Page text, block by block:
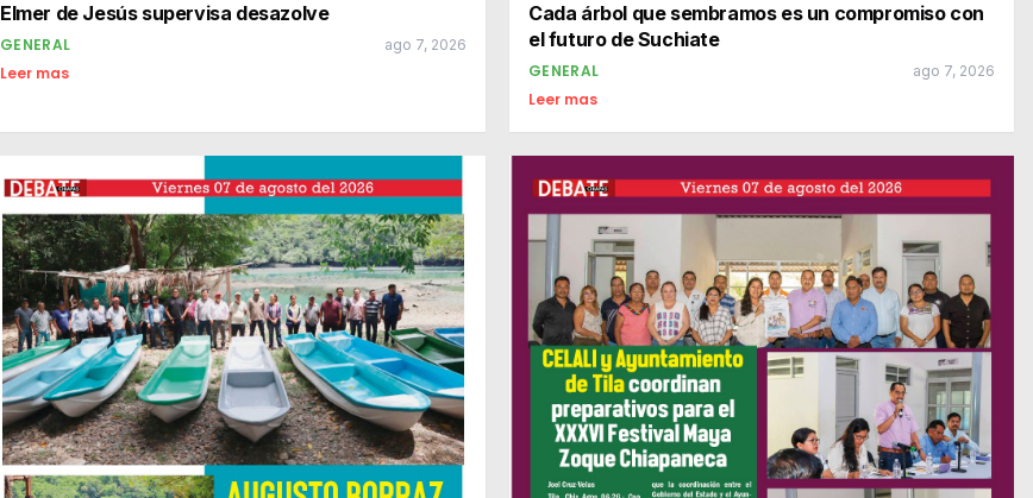
Elmer de Jesús supervisa desazolve
GENERAL ago 7, 2026
Leer mas
Cada árbol que sembramos es un compromiso con
el futuro de Suchiate
GENERAL ago 7, 2026
Leer mas